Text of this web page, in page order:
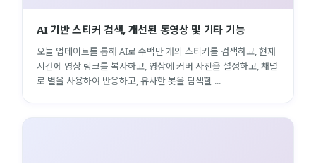
AI 기반 스티커 검색, 개선된 동영상 및 기타 기능
오늘 업데이트를 통해 AI로 수백만 개의 스티커를 검색하고, 현재
시간에 영상 링크를 복사하고, 영상에 커버 사진을 설정하고, 채널
로 별을 사용하여 반응하고, 유사한 봇을 탐색할 ...